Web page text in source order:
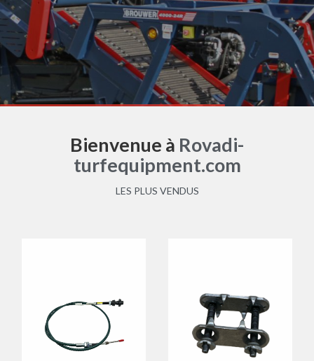
Bienvenue à Rovadi-
turfequipment.com
LES PLUS VENDUS